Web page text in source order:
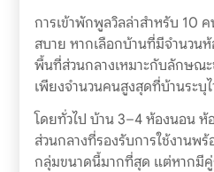
การเข้าพักพูลวิลล่าสำหรับ 10
สบาย หากเลือกบ้านที่มีจำนวน
พื้นที่ส่วนกลางเหมาะกับลักษณะ
เพียงจำนวนคนสูงสุดที่บ้านระบุไ
โดยทั่วไป บ้าน 3–4 ห้องนอน
ส่วนกลางที่รองรับการใช้งานพ
กลุ่มขนาดนี้มากที่สุด แต่หากมี